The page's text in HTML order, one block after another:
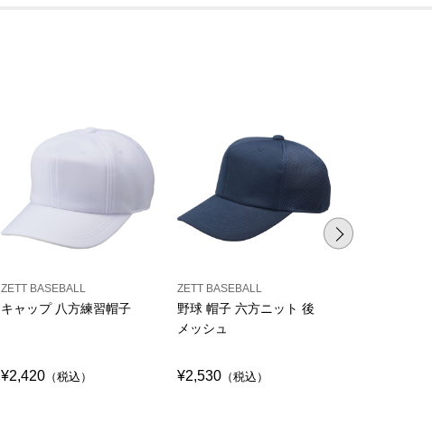
ZETT BASEBALL
キャップ 八方練習帽子
¥2,420 （税込）
ZETT BASEBALL
野球 帽子 六方ニット 後
メッシュ
¥2,530 （税込）